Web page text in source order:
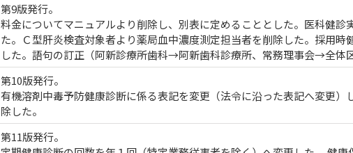
第9版発行。
料金についてマニュアルより削除し、別表に定めることとした。医科健診
た。Ｃ型肝炎検査対象者より薬局血中濃度測定担当者を削除した。採用時
した。語句の訂正（阿新診療所歯科→阿新歯科診療所、常務理事会→全体
第10版発行。
有機溶剤中毒予防健康診断に係る表記を変更（法令に沿った表記へ変更）
除した。
第11版発行。